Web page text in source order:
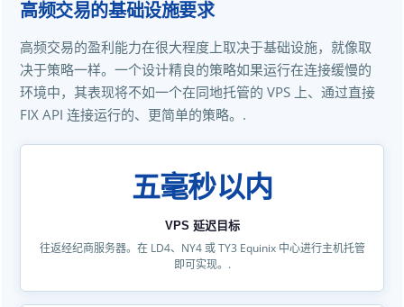
高频交易的基础设施要求
高频交易的盈利能力在很大程度上取决于基础设施，就像取
决于策略一样。一个设计精良的策略如果运行在连接缓慢的
环境中，其表现将不如一个在同地托管的 VPS 上、通过直接
FIX API 连接运行的、更简单的策略。.
五毫秒以内
VPS 延迟目标
往返经纪商服务器。在 LD4、NY4 或 TY3 Equinix 中心进行主机托管
即可实现。.